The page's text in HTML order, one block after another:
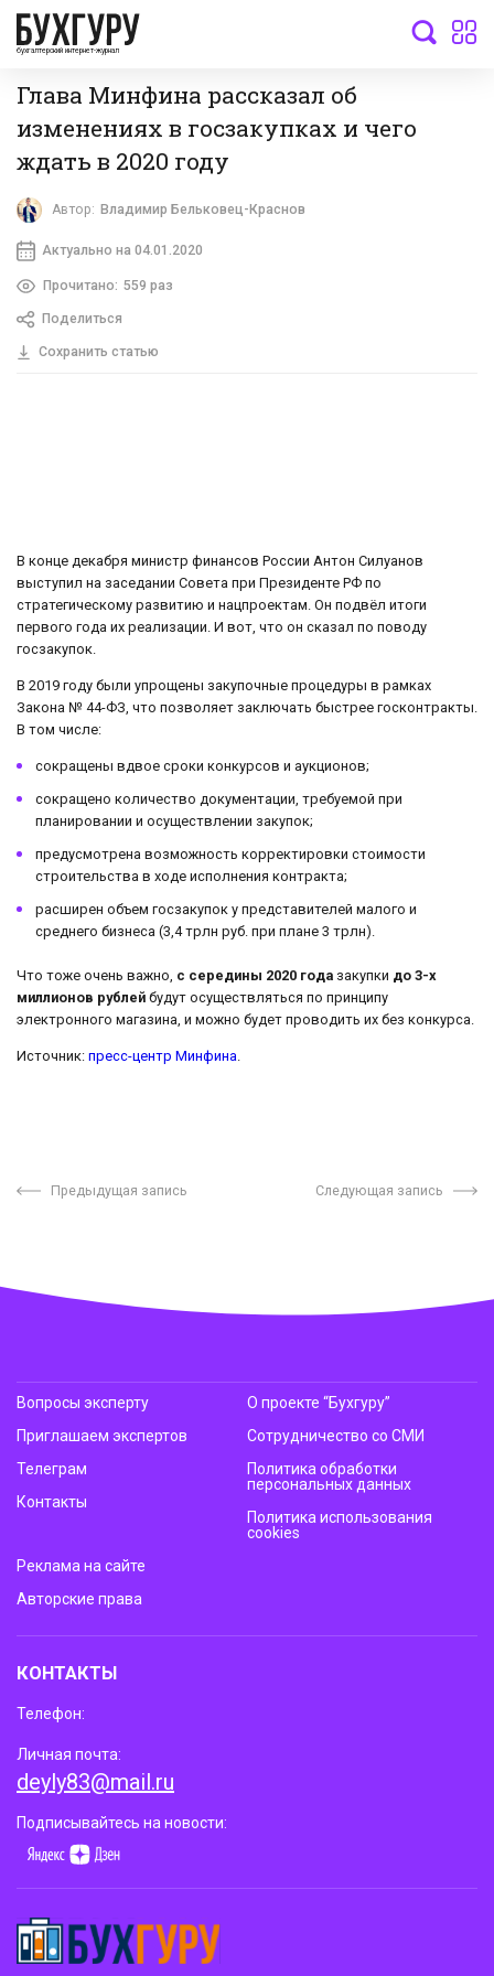
бухгалтерский интернет-журнал
Глава Минфина рассказал об
изменениях в госзакупках и чего
ждать в 2020 году
Автор: Владимир Бельковец-Краснов
Актуально на 04.01.2020
Прочитано: 559 раз
Поделиться
Сохранить статью
В конце декабря министр финансов России Антон Силуанов
выступил на заседании Совета при Президенте РФ по
стратегическому развитию и нацпроектам. Он подвёл итоги
первого года их реализации. И вот, что он сказал по поводу
госзакупок.
В 2019 году были упрощены закупочные процедуры в рамках
Закона № 44-ФЗ, что позволяет заключать быстрее госконтракты.
В том числе:
сокращены вдвое сроки конкурсов и аукционов;
сокращено количество документации, требуемой при
планировании и осуществлении закупок;
предусмотрена возможность корректировки стоимости
строительства в ходе исполнения контракта;
расширен объем госзакупок у представителей малого и
среднего бизнеса (3,4 трлн руб. при плане 3 трлн).
Что тоже очень важно, с середины 2020 года закупки до 3-х
миллионов рублей будут осуществляться по принципу
электронного магазина, и можно будет проводить их без конкурса.
Источник: пресс-центр Минфина
Предыдущая запись Следующая запись
Вопросы эксперту
Приглашаем экспертов
Телеграм
Контакты
О проекте “Бухгуру”
Сотрудничество со СМИ
Политика обработки
персональных данных
Политика использования
cookies
Реклама на сайте
Авторские права
КОНТАКТЫ
Телефон:
Личная почта:
deyly83@mail.ru
Подписывайтесь на новости: